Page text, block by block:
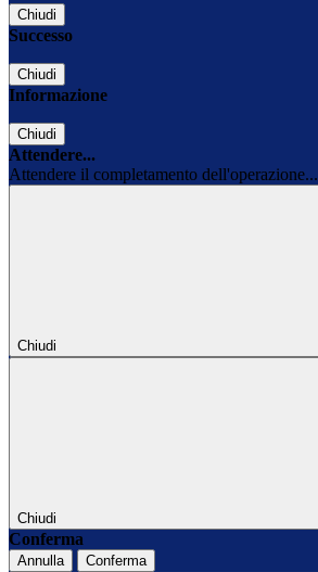
Chiudi
Successo
Chiudi
Informazione
Chiudi
Attendere...
Attendere il completamento dell'operazione...
Chiudi
Chiudi
Conferma
Annulla Conferma